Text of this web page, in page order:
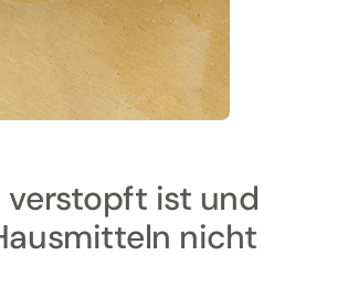
verstopft ist und
nicht